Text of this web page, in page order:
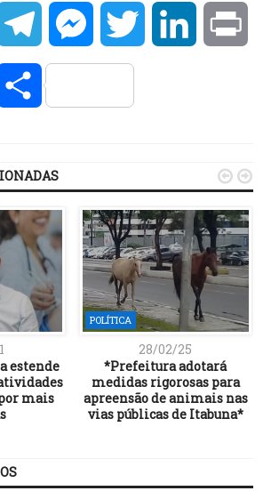
FacebookTelegramMessengerTwitter LinkedIn
Copy Compartilhar
estende
mais
POLÍTICA
28/02/25
*Prefeitura adotará
medidas rigorosas para
apreensão de animais nas
vias públicas de Itabuna*
 